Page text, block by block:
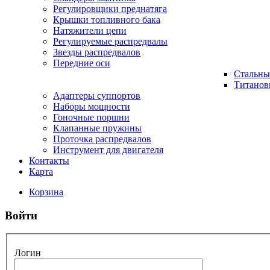
Регулировщики преднатяга
Крышки топливного бака
Натяжители цепи
Регулируемые распредвалы
Звезды распредвалов
Передние оси
Адаптеры суппортов
Наборы мощности
Гоночные поршни
Клапанные пружины
Проточка распредвалов
Инструмент для двигателя
Контакты
Карта
Корзина
Войти
Логин